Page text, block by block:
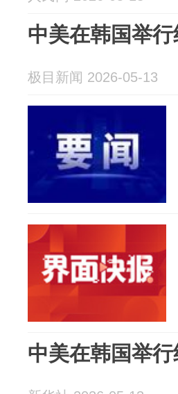
中美在韩国举
极目新闻 2026-05-13
中美在韩国举